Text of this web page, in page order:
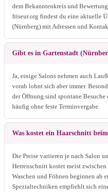
dem Bekanntenkreis und
friseur.org findest du eine aktuelle
(Nürnberg) mit Adressen und
Gibt es in Gartenstadt
Ja, einige Salons nehmen auch
vorab lohnt sich aber immer.
der Öffnung sind spontane
häufig ohne feste Terminvergabe.
Was kostet ein Haarschnitt
Die Preise variieren je nach Salon
Herrenschnitt kostet meist
Waschen und Föhnen beginnen ab
Spezialtechniken empfiehlt sich